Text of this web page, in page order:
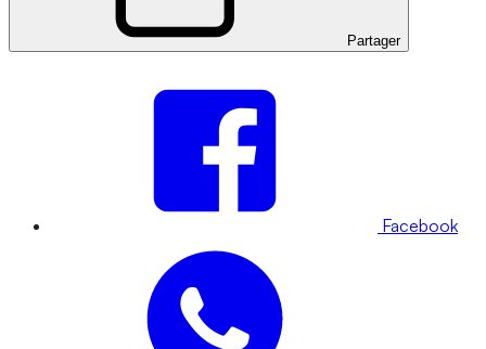
Partager
Facebook